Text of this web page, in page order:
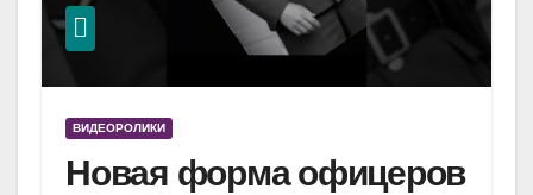
ВИДЕОРОЛИКИ
Новая форма офицеров